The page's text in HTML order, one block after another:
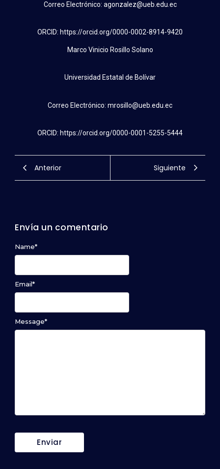
Correo Electrónico: agonzalez@ueb.edu.ec
ORCID: https://orcid.org/0000-0002-8914-9420
Marco Vinicio Rosillo Solano
Universidad Estatal de Bolívar
Correo Electrónico: mrosillo@ueb.edu.ec
ORCID: https://orcid.org/0000-0001-5255-5444
Anterior Siguiente
Envía un comentario
Message*
Name*
Email*